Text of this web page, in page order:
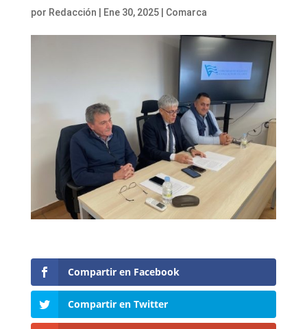
por Redacción Ene 30, 2025| Comarca
Compartir en Facebook
Compartir en Twitter